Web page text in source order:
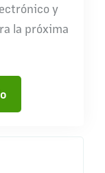
y
la próxima